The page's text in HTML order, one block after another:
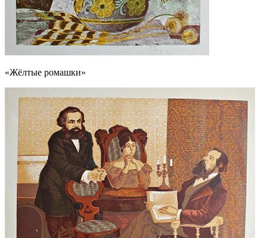
«Жёлтые ромашки»